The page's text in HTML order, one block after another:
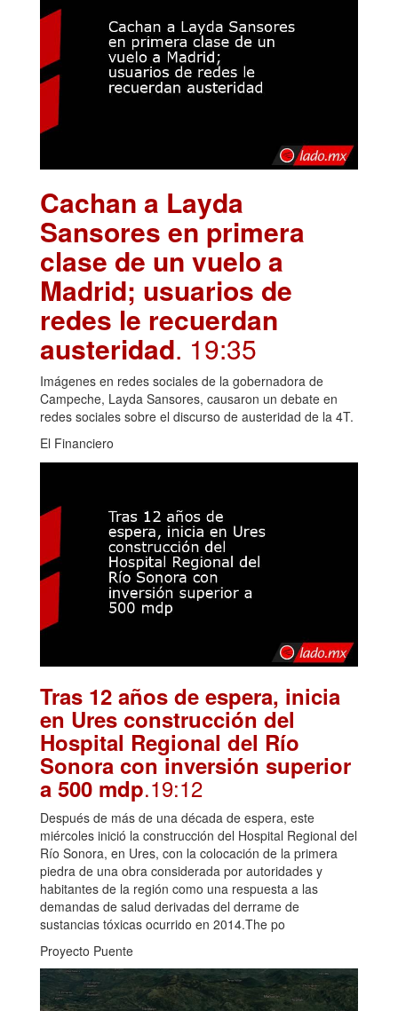
Cachan a Layda
Sansores en primera
clase de un vuelo a
Madrid; usuarios de
redes le recuerdan
austeridad. 19:35
Imágenes en redes sociales de la gobernadora de
Campeche, Layda Sansores, causaron un debate en
redes sociales sobre el discurso de austeridad de la 4T.
El Financiero
Tras 12 años de espera, inicia
en Ures construcción del
Hospital Regional del Río
Sonora con inversión superior
a 500 mdp.19:12
Después de más de una década de espera, este
miércoles inició la construcción del Hospital Regional del
Río Sonora, en Ures, con la colocación de la primera
piedra de una obra considerada por autoridades y
habitantes de la región como una respuesta a las
demandas de salud derivadas del derrame de
sustancias tóxicas ocurrido en 2014.The po
Proyecto Puente